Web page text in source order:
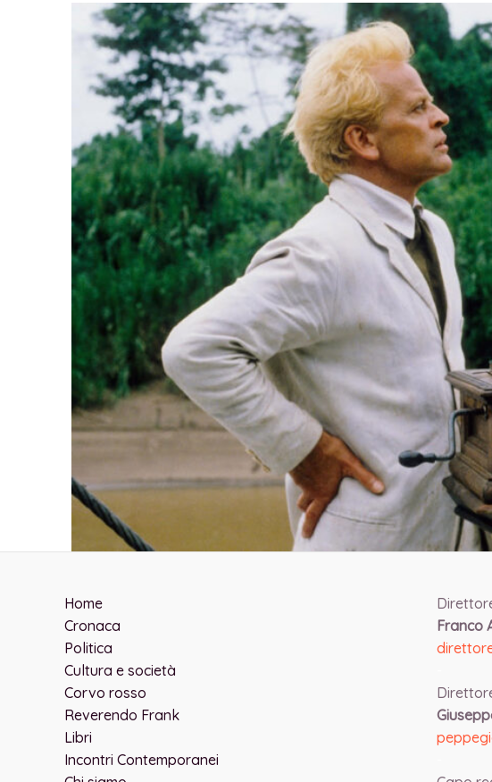
Home
Cronaca
Politica
Cultura e società
Corvo rosso
Reverendo Frank
Libri
Incontri Contemporanei
Franco